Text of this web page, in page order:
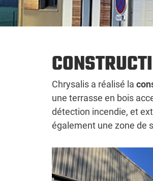
Chrysalis a réalisé la
une terrasse en bois
détection incendie, et
également une zone de